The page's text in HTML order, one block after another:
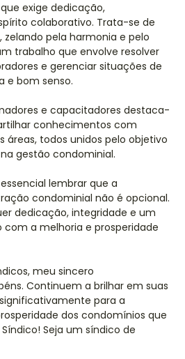
exige dedicação,
colaborativo. Trata-se de
pela harmonia e pelo
trabalho que envolve resolver
e gerenciar situações de
e bom senso.
e capacitadores destaca-
conhecimentos com
áreas, todos unidos pelo objetivo
gestão condominial.
lembrar que a
condominial não é opcional.
dedicação, integridade e um
a melhoria e prosperidade
meu sincero
Continuem a brilhar em suas
para a
dos condomínios que
Seja um síndico de